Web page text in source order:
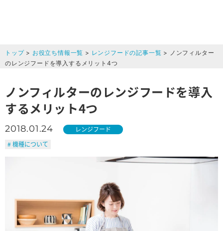
トップ> お役立ち情報一覧 > レンジフードの記事一覧 > ノンフィルター
のレンジフードを導入するメリット4つ
ノンフィルターのレンジフードを導入
するメリット4つ
2018.01.24
レンジフード
# 機種について